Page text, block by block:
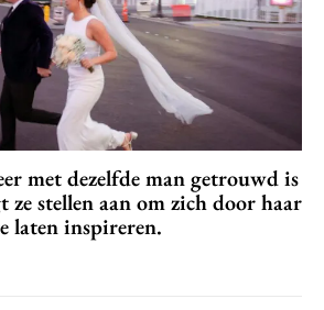
met dezelfde man getrouwd is
ze stellen aan om zich door haar
laten inspireren.